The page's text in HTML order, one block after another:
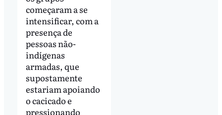
começaram a se
intensificar, com a
presença de
pessoas não-
indígenas
armadas, que
supostamente
estariam apoiando
o cacicado e
pressionando